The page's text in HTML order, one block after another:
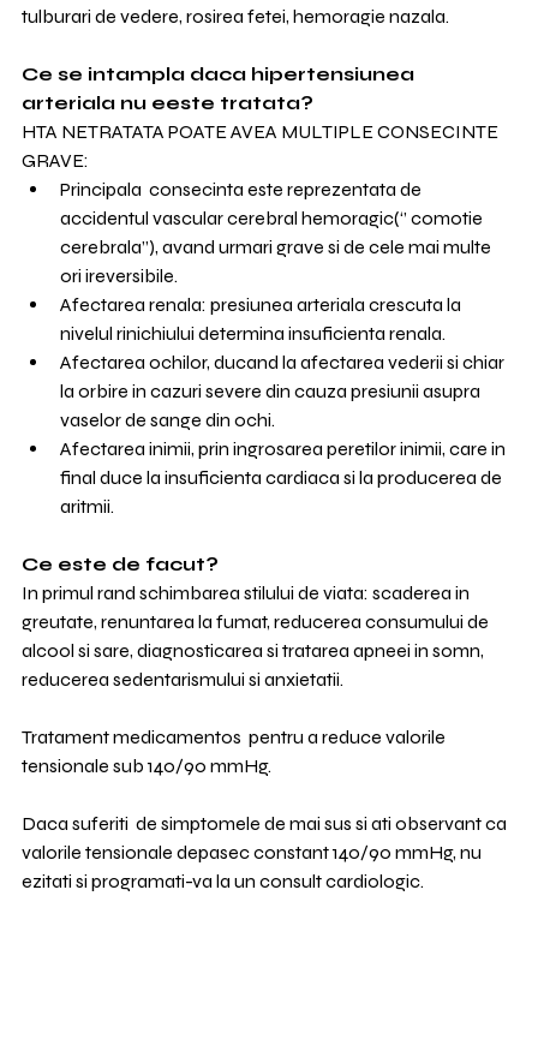
tulburari de vedere, rosirea fetei, hemoragie nazala.
Ce se intampla daca hipertensiunea
arteriala nu eeste tratata?
HTA NETRATATA POATE AVEA MULTIPLE CONSECINTE
GRAVE:
Principala  consecinta este reprezentata de
accidentul vascular cerebral hemoragic(‘’ comotie
cerebrala”), avand urmari grave si de cele mai multe
ori ireversibile.
Afectarea renala: presiunea arteriala crescuta la
nivelul rinichiului determina insuficienta renala.
Afectarea ochilor, ducand la afectarea vederii si chiar
la orbire in cazuri severe din cauza presiunii asupra
vaselor de sange din ochi.
Afectarea inimii, prin ingrosarea peretilor inimii, care in
final duce la insuficienta cardiaca si la producerea de
aritmii.
Ce este de facut?
In primul rand schimbarea stilului de viata: scaderea in
greutate, renuntarea la fumat, reducerea consumului de
alcool si sare, diagnosticarea si tratarea apneei in somn,
reducerea sedentarismului si anxietatii.
Tratament medicamentos  pentru a reduce valorile
tensionale sub 140/90 mmHg.
Daca suferiti  de simptomele de mai sus si ati observant ca
valorile tensionale depasec constant 140/90 mmHg, nu
ezitati si programati-va la un consult cardiologic.